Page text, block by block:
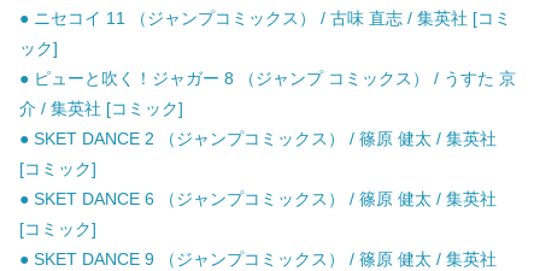
● ニセコイ 11 （ジャンプコミックス） / 古味 直志 / 集英社 [コミ
ック]
● ピューと吹く！ジャガー 8 （ジャンプ コミックス） / うすた 京
介 / 集英社 [コミック]
● SKET DANCE 2 （ジャンプコミックス） / 篠原 健太 / 集英社
[コミック]
● SKET DANCE 6 （ジャンプコミックス） / 篠原 健太 / 集英社
[コミック]
● SKET DANCE 9 （ジャンプコミックス） / 篠原 健太 / 集英社